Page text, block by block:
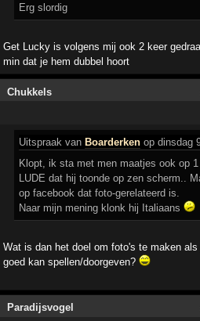
Erg slordig
Get Lucky is volgens mij ook 2 keer
min dat je hem dubbel hoort
Chukkels
Uitspraak van Boarderken op dinsdag
Klopt, ik sta met men maatjes ook op
LUDE dat hij toonde op zen scherm..
op facebook dat foto-gerelateerd is.
Naar mijn mening klonk hij Italiaans
Wat is dan het doel om foto's te maken
goed kan spellen/doorgeven?
Paradijsvogel